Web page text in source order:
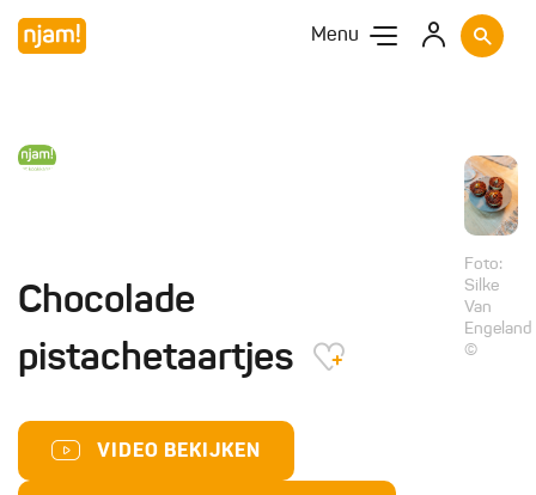
Menu
Chocolade
pistachetaartjes
VIDEO BEKIJKEN
Foto:
Silke
Van
Engeland
©